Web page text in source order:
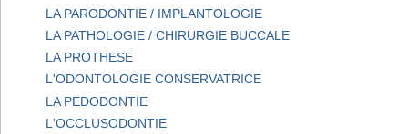
LA PARODONTIE / IMPLANTOLOGIE
LA PATHOLOGIE / CHIRURGIE BUCCALE
LA PROTHESE
L'ODONTOLOGIE CONSERVATRICE
LA PEDODONTIE
L'OCCLUSODONTIE